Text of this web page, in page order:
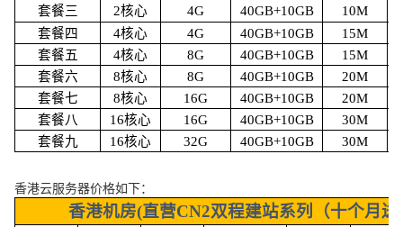
套餐三
2核心 4G 40GB+10GB
10M
套餐四
4核心 4G 40GB+10GB
15M
套餐五
4核心 8G 40GB+10GB
15M
套餐六
8核心 8G 40GB+10GB
20M
套餐七
8核心 16G 40GB+10GB
20M
套餐八
16核心 16G 40GB+10GB
30M
套餐九
16核心 32G 40GB+10GB 30M
香港云服务器价格如下：
香港机房(直营CN2双程建站系列（十个月